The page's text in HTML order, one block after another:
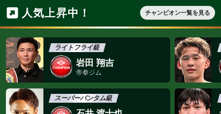
前日計量・調印式
NEW